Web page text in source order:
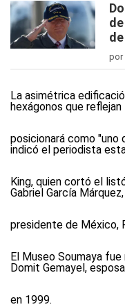
por
La asimétrica
hexágonos que reflejan
posicionará como "uno
indicó el periodista
King, quien cortó el
Gabriel García
presidente de México,
El Museo Soumaya
Domit Gemayel,
en 1999.